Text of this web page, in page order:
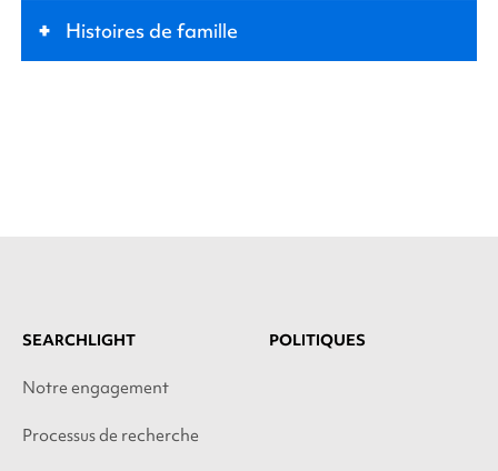
+ Histoires de famille
SEARCHLIGHT
Notre engagement
Processus de recherche
POLITIQUES